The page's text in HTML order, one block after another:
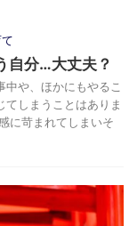
自分…大丈夫？
や、ほかにもやるこ
てしまうことはありま
に苛まれてしまいそ